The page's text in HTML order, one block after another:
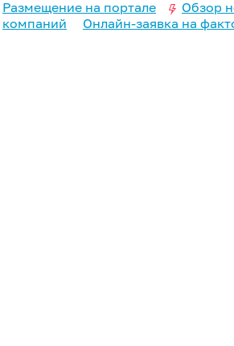
Размещение на портале
Обзор
компаний
Онлайн-заявка на